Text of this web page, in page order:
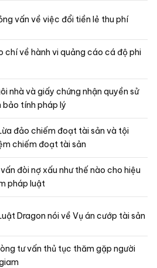
vấn về việc đổi tiền lẻ thu phí
chí về hành vi quảng cáo cá độ phi
nhà và giấy chứng nhận quyền sử
tính pháp lý
đảo chiếm đoạt tài sản và tội
chiếm đoạt tài sản
đòi nợ xấu như thế nào cho hiệu
pháp luật
Dragon nói về Vụ án cướp tài sản
tư vấn thủ tục thăm gặp người